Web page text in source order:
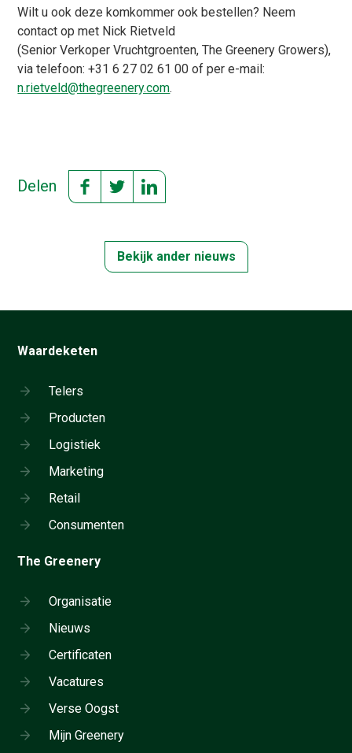
Wilt u ook deze komkommer ook bestellen? Neem
contact op met Nick Rietveld
(Senior Verkoper Vruchtgroenten, The Greenery Growers),
via telefoon: +31 6 27 02 61 00 of per e-mail:
n.rietveld@thegreenery.com.
Delen
Bekijk ander nieuws
Waardeketen
Telers
Producten
Logistiek
Marketing
Retail
Consumenten
The Greenery
Organisatie
Nieuws
Certificaten
Vacatures
Verse Oogst
Mijn Greenery